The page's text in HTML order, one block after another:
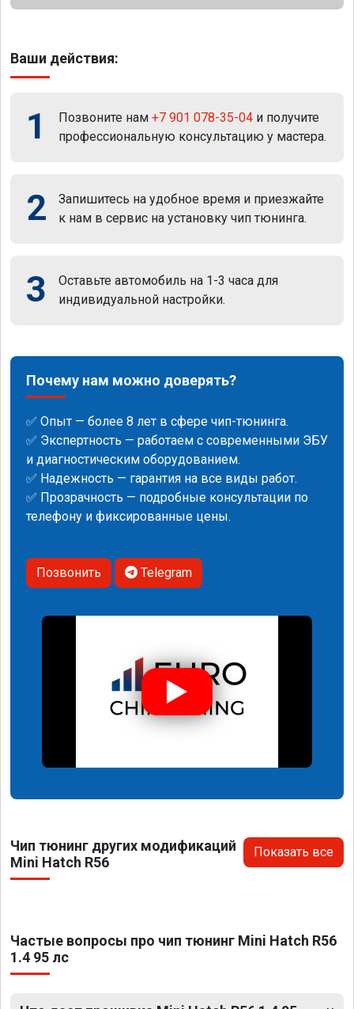
Ваши действия:
1 Позвоните нам +7 901 078-35-04 и получите
профессиональную консультацию у мастера.
2
Запишитесь на удобное время и приезжайте
к нам в сервис на установку чип тюнинга.
3
Оставьте автомобиль на 1-3 часа для
индивидуальной настройки.
Почему нам можно доверять?
✅ Опыт — более 8 лет в сфере чип-тюнинга.
✅ Экспертность — работаем с современными ЭБУ
и диагностическим оборудованием.
✅ Надежность — гарантия на все виды работ.
✅ Прозрачность — подробные консультации по
телефону и фиксированные цены.
Позвонить Telegram
Чип тюнинг других модификаций
Mini Hatch R56
Показать все
Частые вопросы про чип тюнинг Mini Hatch R56
1.4 95 лс